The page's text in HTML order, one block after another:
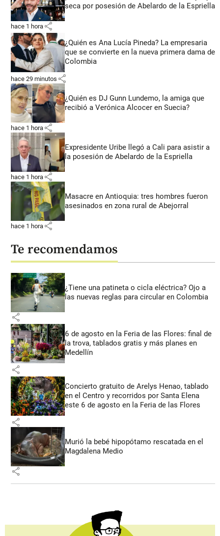
seca por posesión de Abelardo de la Espriella
hace 1 hora share
¿Quién es Ana Lucía Pineda? La empresaria
que se convierte en la nueva primera dama de
Colombia
hace 29 minutos share
¿Quién es DJ Gunn Lundemo, la amiga que
recibió a Verónica Alcocer en Suecia?
hace 1 hora share
Expresidente Uribe llegó a Cali para asistir a
la posesión de Abelardo de la Espriella
hace 1 hora share
Masacre en Antioquia: tres hombres fueron
asesinados en zona rural de Abejorral
hace 1 hora share
Te recomendamos
¿Tiene una patineta o cicla eléctrica? Ojo a
las nuevas reglas para circular en Colombia
share
6 de agosto en la Feria de las Flores: final de
la trova, tablados gratis y más planes en
Medellín
share
Concierto gratuito de Arelys Henao, tablado
en el Centro y recorridos por Santa Elena
este 6 de agosto en la Feria de las Flores
share
Murió la bebé hipopótamo rescatada en el
Magdalena Medio
share